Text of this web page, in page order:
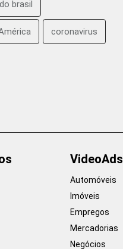
brasil
coronavirus
VideoAds
Automóveis
Imóveis
Empregos
Mercadorias
Negócios